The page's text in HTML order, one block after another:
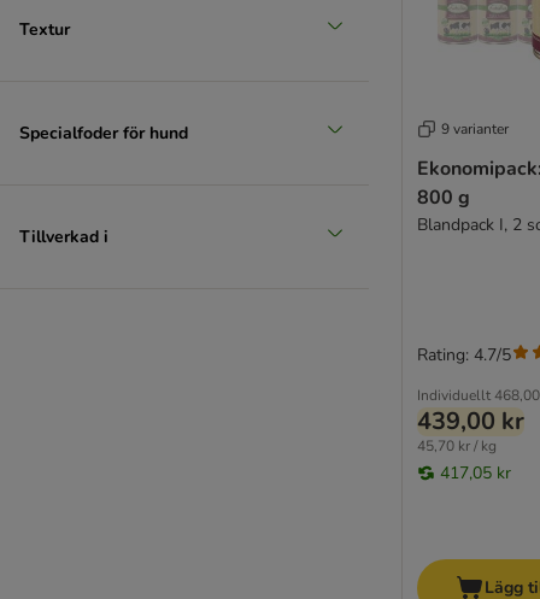
Textur
Specialfoder för hund
Tillverkad i
9 varianter
800 g
Blandpack I, 2
Individuellt
439,00 kr
45,70 kr / kg
417,05 kr
Rating: 4.7/5
Lägg